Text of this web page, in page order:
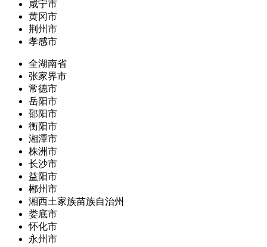
咸宁市
黄冈市
荆州市
孝感市
全湖南省
张家界市
常德市
岳阳市
邵阳市
衡阳市
湘潭市
株洲市
长沙市
益阳市
郴州市
湘西土家族苗族自治州
娄底市
怀化市
永州市